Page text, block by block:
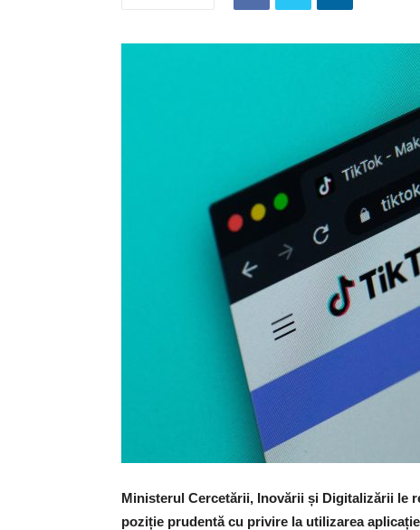
Ministerul Cercetării, Inovării și Digitalizării le
poziție prudentă cu privire la utilizarea